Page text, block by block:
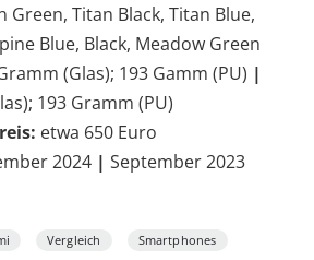
Green, Titan Black, Titan Blue,
Blue, Black, Meadow Green
(Glas); 193 Gamm (PU) |
193 Gramm (PU)
etwa 650 Euro
2024 | September 2023
Vergleich Smartphones